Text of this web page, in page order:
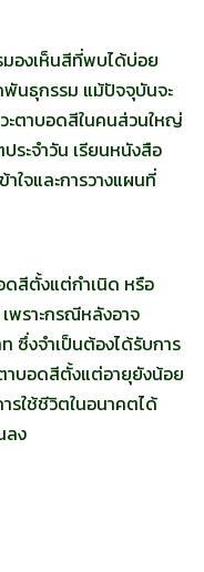
องเห็นสีที่พบได้บ่อย
นธุกรรม แม้ปัจจุบันจะ
ะตาบอดสีในคนส่วนใหญ่
ระจำวัน เรียนหนังสือ
ใจและการวางแผนที่
สีตั้งแต่กำเนิด หรือ
พราะกรณีหลังอาจ
ซึ่งจำเป็นต้องได้รับการ
าบอดสีตั้งแต่อายุยังน้อย
รใช้ชีวิตในอนาคตได้
ลง